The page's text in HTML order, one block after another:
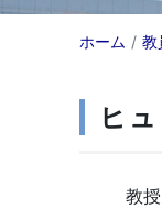
ホーム 教
ヒ
教授